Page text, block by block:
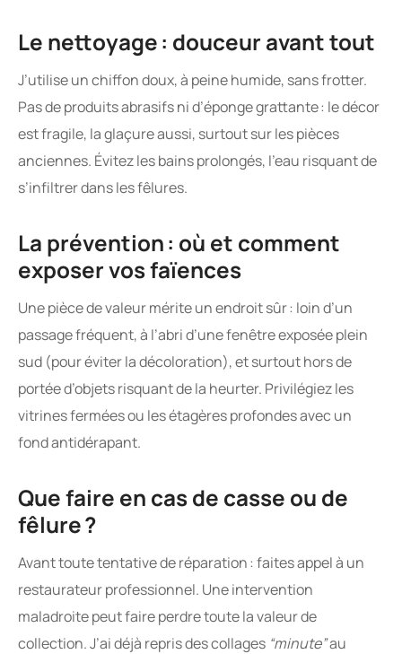
Le nettoyage : douceur avant tout
J’utilise un chiffon doux, à peine humide, sans frotter.
Pas de produits abrasifs ni d’éponge grattante : le décor
est fragile, la glaçure aussi, surtout sur les pièces
anciennes. Évitez les bains prolongés, l’eau risquant de
s’infiltrer dans les fêlures.
La prévention : où et comment
exposer vos faïences
Une pièce de valeur mérite un endroit sûr : loin d’un
passage fréquent, à l’abri d’une fenêtre exposée plein
sud (pour éviter la décoloration), et surtout hors de
portée d’objets risquant de la heurter. Privilégiez les
vitrines fermées ou les étagères profondes avec un
fond antidérapant.
Que faire en cas de casse ou de
fêlure ?
Avant toute tentative de réparation : faites appel à un
restaurateur professionnel. Une intervention
maladroite peut faire perdre toute la valeur de
collection. J’ai déjà repris des collages “minute”au